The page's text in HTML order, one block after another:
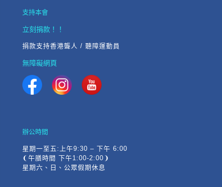
支持本會
立刻捐款！！
捐款支持香港聾人 / 聽障運動員
無障礙網頁
辦公時間
星期一至五:上午9:30 – 下午 6:00
❨午膳時間 下午1:00-2:00❩
星期六、日、公眾假期休息